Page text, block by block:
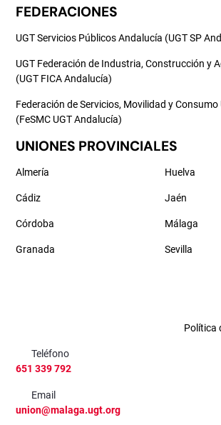
FEDERACIONES
UGT Servicios Públicos Andalucía (UGT SP
UGT Federación de Industria, Construcción y
(UGT FICA Andalucía)
Federación de Servicios, Movilidad y Consumo
(FeSMC UGT Andalucía)
UNIONES PROVINCIALES
Almería
Cádiz
Córdoba
Granada
Huelva
Jaén
Málaga
Sevilla
Política
Teléfono
651 339 792
Email
union@malaga.ugt.org